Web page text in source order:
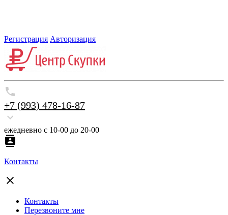
Регистрация Авторизация
+7 (993) 478-16-87
ежедневно с 10-00 до 20-00
Контакты
Контакты
Перезвоните мне